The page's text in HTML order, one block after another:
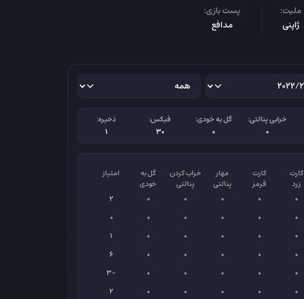
ملیت:
ژاپنی
پست بازی:
مدافع
خرابی پنالتی:
0
گل به خودی:
0
فیکس:
30
ذخیره:
1
کارت
زرد
کارت
قرمز
مهار
پنالتی
خراب کردن
پنالتی
گل به
خودی
امتیاز
0
0
0
0
0
2
0
0
0
0
0
0
0
0
0
0
0
1
0
0
0
0
0
6
0
0
0
0
0
-3
0
0
0
0
0
2